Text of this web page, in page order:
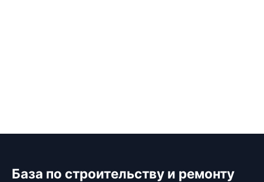
База по строительству и ремонту